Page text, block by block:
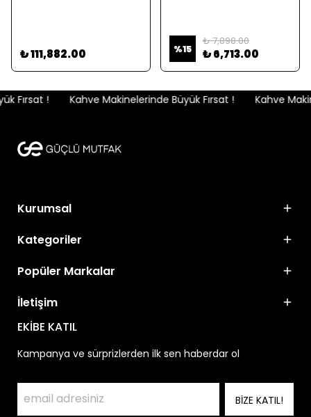
₺ 111,882.00 %15
₺ 7,898.00
₺ 6,713.00
Fırsat ! Kahve Makinelerinde Büyük Fırsat ! Kahve
Kurumsal
Kategoriler
Popüler Markalar
İletişim
EKİBE KATIL
Kampanya ve sürprizlerden ilk sen haberdar ol
BİZE KATIL!